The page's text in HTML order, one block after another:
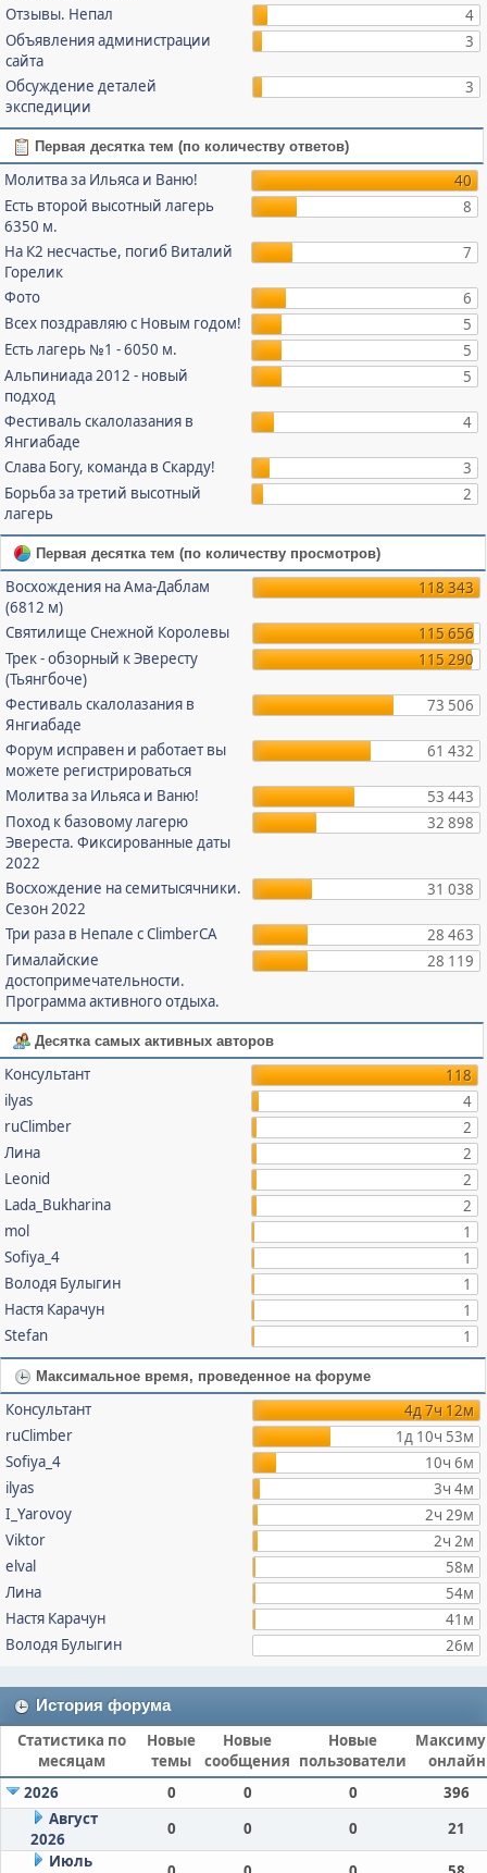
Отзывы. Непал
4
Объявления администрации
сайта
3
Обсуждение деталей
экспедиции
3
Первая десятка тем (по количеству ответов)
Молитва за Ильяса и Ваню!
40
Есть второй высотный лагерь
6350 м.
8
На К2 несчастье, погиб Виталий
Горелик
7
Фото
6
Всех поздравляю с Новым годом!
5
Есть лагерь №1 - 6050 м.
5
Альпиниада 2012 - новый
подход
5
Фестиваль скалолазания в
Янгиабаде
4
Слава Богу, команда в Скарду!
3
Борьба за третий высотный
лагерь
2
Первая десятка тем (по количеству просмотров)
Восхождения на Ама-Даблам
(6812 м)
118 343
Святилище Снежной Королевы
115 656
Трек - обзорный к Эвересту
(Тьянгбоче)
115 290
Фестиваль скалолазания в
Янгиабаде
73 506
Форум исправен и работает вы
можете регистрироваться
61 432
Молитва за Ильяса и Ваню!
53 443
Поход к базовому лагерю
Эвереста. Фиксированные даты
2022
32 898
Восхождение на семитысячники.
Сезон 2022
31 038
Три раза в Непале с ClimberCA
28 463
Гималайские
достопримечательности.
Программа активного отдыха.
28 119
Десятка самых активных авторов
Консультант
118
ilyas
4
ruClimber
2
Лина
2
Leonid
2
Lada_Bukharina
2
mol
1
Sofiya_4
1
Володя Булыгин
1
Настя Карачун
1
Stefan
1
Максимальное время, проведенное на форуме
Консультант
4д 7ч 12м
ruClimber
1д 10ч 53м
Sofiya_4
10ч 6м
ilyas
3ч 4м
I_Yarovoy
2ч 29м
Viktor
2ч 2м
elval
58м
Лина
54м
Настя Карачун
41м
Володя Булыгин
26м
История форума
Статистика по
месяцам
Новые
темы
Новые
сообщения
Новые
пользователи
онлайн
2026
0 0 0
396
Август
2026
0 0 0
21
Июль